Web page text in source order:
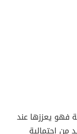
فهو يعززها عند
من احتمالية